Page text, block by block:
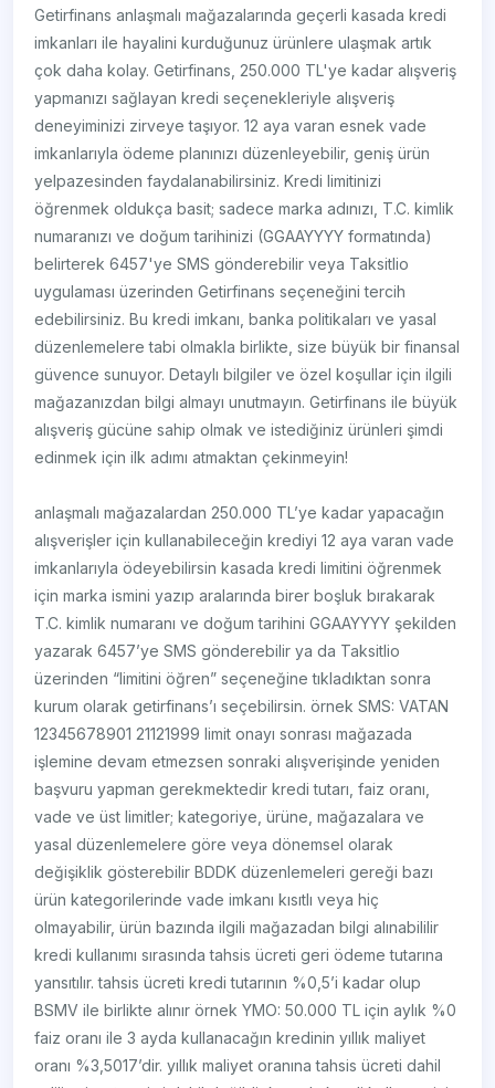
Getirfinans anlaşmalı mağazalarında geçerli kasada kredi
imkanları ile hayalini kurduğunuz ürünlere ulaşmak artık
çok daha kolay. Getirfinans, 250.000 TL'ye kadar alışveriş
yapmanızı sağlayan kredi seçenekleriyle alışveriş
deneyiminizi zirveye taşıyor. 12 aya varan esnek vade
imkanlarıyla ödeme planınızı düzenleyebilir, geniş ürün
yelpazesinden faydalanabilirsiniz. Kredi limitinizi
öğrenmek oldukça basit; sadece marka adınızı, T.C. kimlik
numaranızı ve doğum tarihinizi (GGAAYYYY formatında)
belirterek 6457'ye SMS gönderebilir veya Taksitlio
uygulaması üzerinden Getirfinans seçeneğini tercih
edebilirsiniz. Bu kredi imkanı, banka politikaları ve yasal
düzenlemelere tabi olmakla birlikte, size büyük bir finansal
güvence sunuyor. Detaylı bilgiler ve özel koşullar için ilgili
mağazanızdan bilgi almayı unutmayın. Getirfinans ile büyük
alışveriş gücüne sahip olmak ve istediğiniz ürünleri şimdi
edinmek için ilk adımı atmaktan çekinmeyin!
anlaşmalı mağazalardan 250.000 TL’ye kadar yapacağın
alışverişler için kullanabileceğin krediyi 12 aya varan vade
imkanlarıyla ödeyebilirsin kasada kredi limitini öğrenmek
için marka ismini yazıp aralarında birer boşluk bırakarak
T.C. kimlik numaranı ve doğum tarihini GGAAYYYY şekilden
yazarak 6457’ye SMS gönderebilir ya da Taksitlio
üzerinden “limitini öğren” seçeneğine tıkladıktan sonra
kurum olarak getirfinans’ı seçebilirsin. örnek SMS: VATAN
12345678901 21121999 limit onayı sonrası mağazada
işlemine devam etmezsen sonraki alışverişinde yeniden
başvuru yapman gerekmektedir kredi tutarı, faiz oranı,
vade ve üst limitler; kategoriye, ürüne, mağazalara ve
yasal düzenlemelere göre veya dönemsel olarak
değişiklik gösterebilir BDDK düzenlemeleri gereği bazı
ürün kategorilerinde vade imkanı kısıtlı veya hiç
olmayabilir, ürün bazında ilgili mağazadan bilgi alınabililir
kredi kullanımı sırasında tahsis ücreti geri ödeme tutarına
yansıtılır. tahsis ücreti kredi tutarının %0,5’i kadar olup
BSMV ile birlikte alınır örnek YMO: 50.000 TL için aylık %0
faiz oranı ile 3 ayda kullanacağın kredinin yıllık maliyet
oranı %3,5017’dir. yıllık maliyet oranına tahsis ücreti dahil